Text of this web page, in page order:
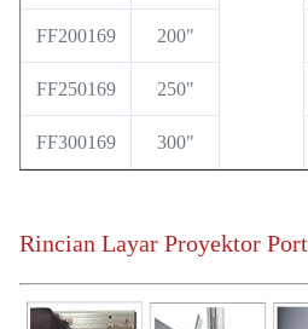
FF200169 200"
FF250169 250"
FF300169 300"
Rincian Layar Proyektor